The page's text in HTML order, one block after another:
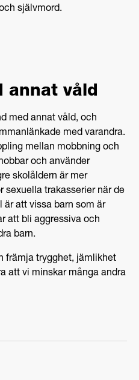
självmord.
annat våld
med annat våld, och
med varandra.
mellan mobbning och
och använder
skolåldern är mer
sexuella trakasserier när de
är att vissa barn som är
att bli aggressiva och
barn.
främja trygghet, jämlikhet
att vi minskar många andra